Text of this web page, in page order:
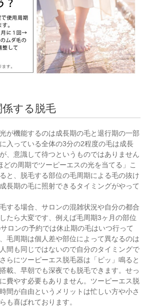
する脱毛
が機能するのは成長期の毛と退行期の一部
入っている全体の3分の2程度の毛は成長
、意識して待つというものではありません
どの周期でツーピーエスの光を当てる」こ
と、脱毛する部位の毛周期による毛の抜け
長期の毛に照射できるタイミングがやって
する場合、サロンの混雑状況や自分の都合
たら大変です、例えば毛周期3ヶ月の部位
ロンの予約では休止期の毛はいつ行って
毛周期は個人差や部位によって異なるのは
間も同じではないので自分のタイミングで
らにツーピーエス脱毛器は「ピッ」鳴ると
載、早朝でも深夜でも脱毛できます。せっ
費やす必要もありません。ツーピーエス脱
間が自由というメリットは忙しい方や小さ
も喜ばれております。